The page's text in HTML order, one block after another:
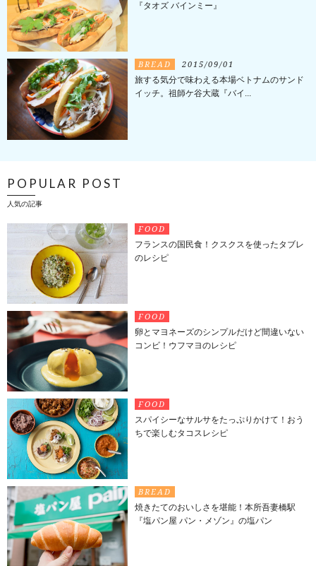
『タオズ バインミー』
BREAD 2015/09/01
旅する気分で味わえる本場ベトナムのサンド
イッチ。祖師ケ谷大蔵『バイ...
POPULAR POST
人気の記事
FOOD
フランスの国民食！クスクスを使ったタブレ
のレシピ
FOOD
卵とマヨネーズのシンプルだけど間違いない
コンビ！ウフマヨのレシピ
FOOD
スパイシーなサルサをたっぷりかけて！おう
ちで楽しむタコスレシピ
BREAD
焼きたてのおいしさを堪能！本所吾妻橋駅
『塩パン屋 パン・メゾン』の塩パン